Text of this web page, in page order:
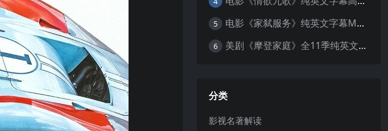
5 电影《家弑服务》纯英文字幕MP4下载
6 美剧《摩登家庭》全11季纯英文字幕高清MP4下载
分类
影视名著解读